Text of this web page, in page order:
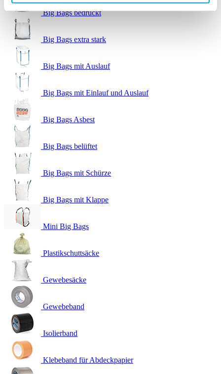
Big Bags bedruckt
Big Bags extra stark
Big Bags mit Auslauf
Big Bags mit Einlauf und Auslauf
Big Bags Asbest
Big Bags belüftet
Big Bags mit Schürze
Big Bags mit Klappe
Mini Big Bags
Plastikschuttsäcke
Gewebesäcke
Gewebeband
Isolierband
Klebeband für Abdeckpapier